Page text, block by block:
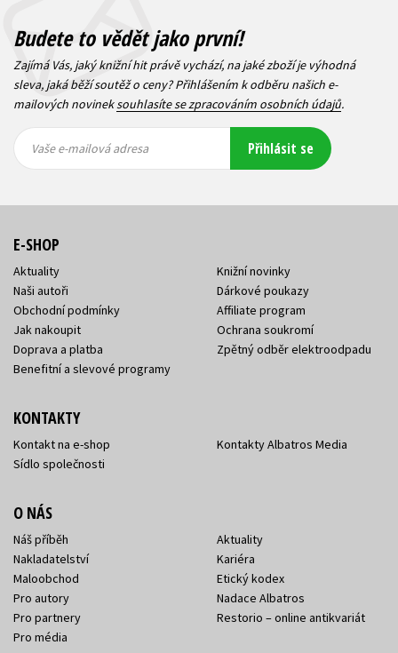
Budete to vědět jako první!
Zajímá Vás, jaký knižní hit právě vychází, na jaké zboží je výhodná
sleva, jaká běží soutěž o ceny? Přihlášením k odběru našich e-
mailových novineksouhlasíte se zpracováním osobních údajů.
mailová
mailová
Vaše e-mailová adresa Přihlásit se
E-SHOP
Aktuality
Naši autoři
Obchodní podmínky
Jak nakoupit
Doprava a platba
Benefitní a slevové programy
Knižní novinky
Dárkové poukazy
Affiliate program
Ochrana soukromí
Zpětný odběr elektroodpadu
KONTAKTY
Kontakt na e-shop
Sídlo společnosti
Kontakty Albatros Media
O NÁS
Náš příběh
Nakladatelství
Maloobchod
Pro autory
Pro partnery
Pro média
Aktuality
Kariéra
Etický kodex
Nadace Albatros
Restorio – online antikvariát